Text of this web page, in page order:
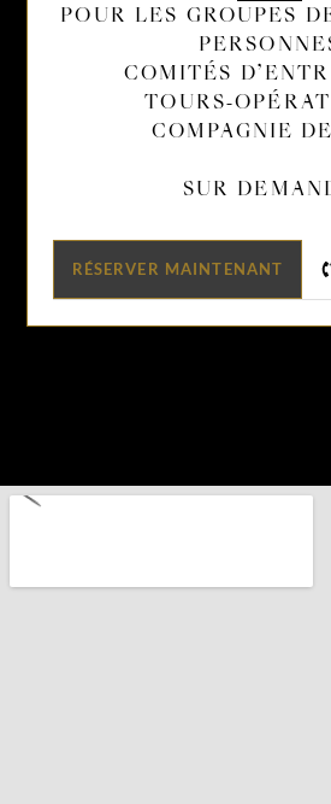
POUR LES GROUPES
COMITÉS
TOURS-
COMPAGNIE
SUR
RÉSERVER MAINTENANT